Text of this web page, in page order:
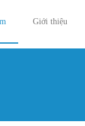
Giới thiệu